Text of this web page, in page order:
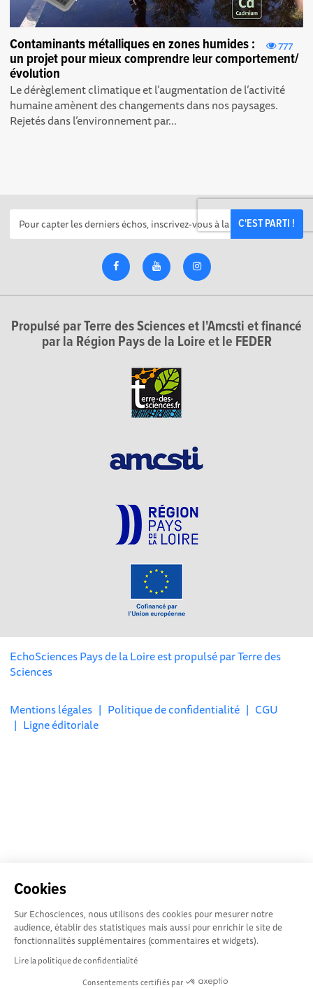
Cookies
Sur Echosciences, nous utilisons des cookies pour mesurer notre
audience, établir des statistiques mais aussi pour enrichir le site de
fonctionnalités supplémentaires (commentaires et widgets).
Lire la politique de confidentialité
Consentements certifiés par
777
Contaminants métalliques en zones humides :
un projet pour mieux comprendre leur comportement/
évolution
Le dérèglement climatique et l’augmentation de l’activité
humaine amènent des changements dans nos paysages.
Rejetés dans l’environnement par...
C'EST PARTI !
Propulsé par Terre des Sciences et l'Amcsti et financé
par la Région Pays de la Loire et le FEDER
EchoSciences Pays de la Loire est propulsé parTerre des
Sciences
Mentions légales | Politique de confidentialité | CGU
| Ligne éditoriale